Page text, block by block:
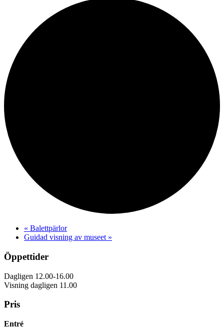
« Balettpärlor
Guidad visning av museet »
Öppettider
Dagligen 12.00-16.00
Visning dagligen 11.00
Pris
Entré